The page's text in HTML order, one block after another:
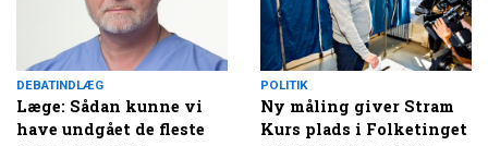
DEBATINDLÆG
Læge: Sådan kunne vi
have undgået de fleste
POLITIK
Ny måling giver Stram
Kurs plads i Folketinget